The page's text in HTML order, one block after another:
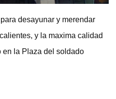
desayunar y merendar
y la maxima calidad
en la Plaza del soldado